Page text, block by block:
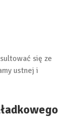
się ze
ustnej i